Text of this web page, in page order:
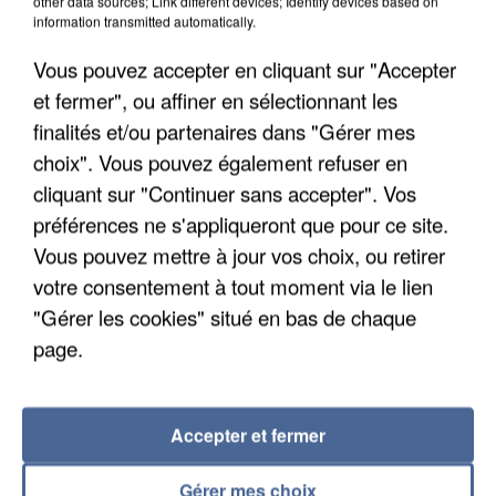
UN SECOND CADRE DE LA DZ MAFIA
INTERPELLÉ EN ALGÉRIE
information transmitted automatically.
Vous pouvez accepter en cliquant sur "Accepter
et fermer", ou affiner en sélectionnant les
finalités et/ou partenaires dans "Gérer mes
choix". Vous pouvez également refuser en
cliquant sur "Continuer sans accepter". Vos
préférences ne s'appliqueront que pour ce site.
Vous pouvez mettre à jour vos choix, ou retirer
votre consentement à tout moment via le lien
"Gérer les cookies" situé en bas de chaque
page.
Gérer mes choix
Accepter et fermer